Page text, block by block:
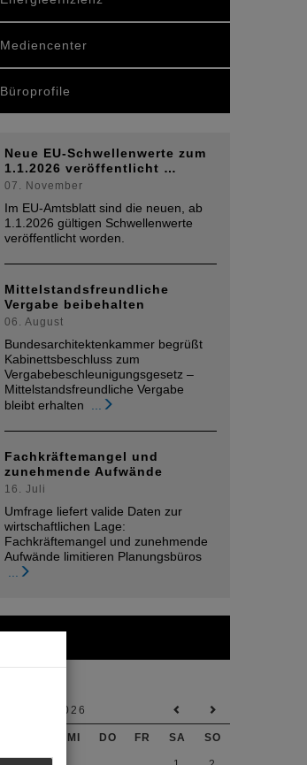
Mediencenter
Büroprofile
Neue EU-Schwellenwerte zum
1.1.2026 veröffentlicht …
07. November
Im EU-Amtsblatt sind die neuen, ab
1.1.2026 gültigen Schwellenwerte
veröffentlicht worden.
Mittelstandsfreundliche
Vergabe beibehalten
06. August
Bundesarchitektenkammer begrüßt
Kabinettsbeschluss zum
Vergabebeschleunigungsgesetz –
Mittelstandsfreundliche Vergabe
bleibt erhalten
Fachkräftemangel und
zunehmende Aufwände
16. Juli
Umfrage liefert valide Daten zur
wirtschaftlichen Lage:
Fachkräftemangel und zunehmende
Aufwände limitieren Planungsbüros
AUGUST 2026
MI DO FR SA SO